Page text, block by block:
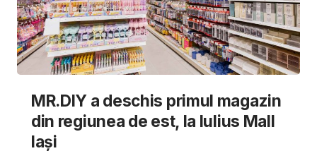
MR.DIY a deschis primul magazin
din regiunea de est, la Iulius Mall
Iași